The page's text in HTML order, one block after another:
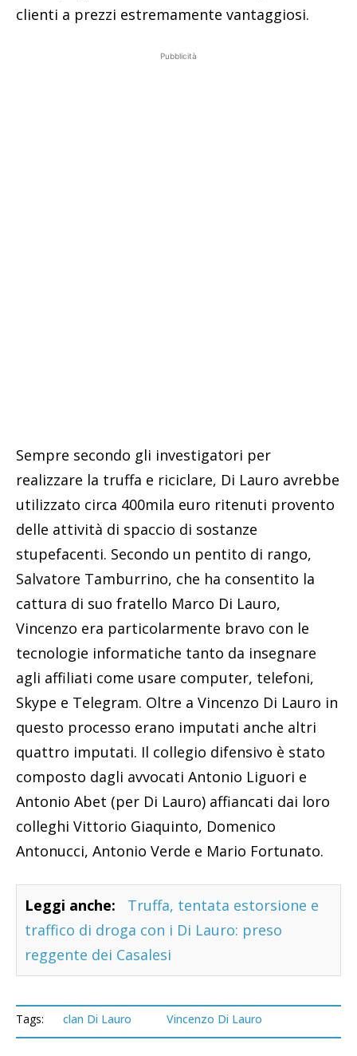
clienti a prezzi estremamente vantaggiosi.
Pubblicità
Sempre secondo gli investigatori per
realizzare la truffa e riciclare, Di Lauro avrebbe
utilizzato circa 400mila euro ritenuti provento
delle attività di spaccio di sostanze
stupefacenti. Secondo un pentito di rango,
Salvatore Tamburrino, che ha consentito la
cattura di suo fratello Marco Di Lauro,
Vincenzo era particolarmente bravo con le
tecnologie informatiche tanto da insegnare
agli affiliati come usare computer, telefoni,
Skype e Telegram. Oltre a Vincenzo Di Lauro in
questo processo erano imputati anche altri
quattro imputati. Il collegio difensivo è stato
composto dagli avvocati Antonio Liguori e
Antonio Abet (per Di Lauro) affiancati dai loro
colleghi Vittorio Giaquinto, Domenico
Antonucci, Antonio Verde e Mario Fortunato.
Leggi anche:
Truffa, tentata estorsione e
traffico di droga con i Di Lauro: preso
reggente dei Casalesi
Tags: clan Di Lauro Vincenzo Di Lauro